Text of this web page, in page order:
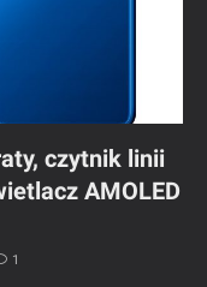
czytnik linii
AMOLED
1